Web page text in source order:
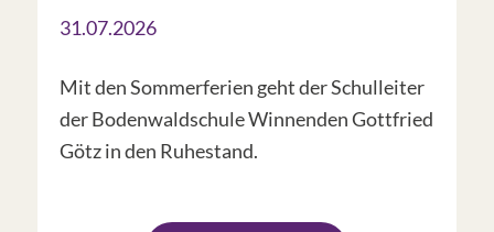
31.07.2026
Mit den Sommerferien geht der Schulleiter
der Bodenwaldschule Winnenden Gottfried
Götz in den Ruhestand.